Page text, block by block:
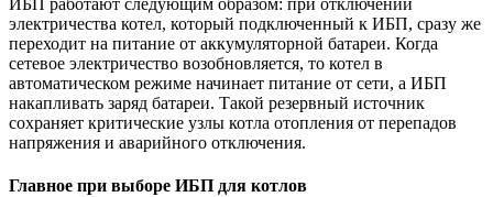
ИБП работают следующим образом: при отключении
электричества котел, который подключенный к ИБП, сразу же
переходит на питание от аккумуляторной батареи. Когда
сетевое электричество возобновляется, то котел в
автоматическом режиме начинает питание от сети, а ИБП
накапливать заряд батареи. Такой резервный источник
сохраняет критические узлы котла отопления от перепадов
напряжения и аварийного отключения.
Главное при выборе ИБП для котлов